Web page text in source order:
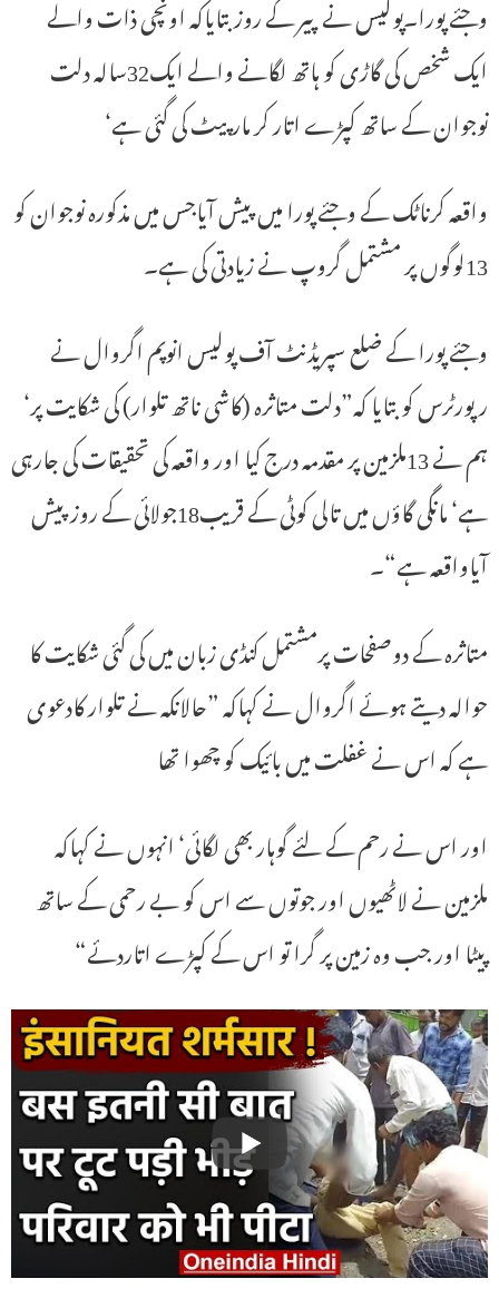
وجئے پورا۔پولیس نے پیر کے روز بتایاکہ اونچی ذات والے
ایک شخص کی گاڑی کو ہاتھ لگانے والے ایک32سالہ دلت
نوجوان کے ساتھ کپڑے اتار کر مارپیٹ کی گئی ہے‘
واقعہ کرناٹک کے وجئے پورا میں پیش آیاجس میں مذکورہ نوجوان کو
13لوگوں پر مشتمل گروپ نے زیادتی کی ہے۔
وجئے پورا کے ضلع سپریڈنٹ آف پولیس انوپم اگروال نے
رپورٹرس کو بتایا کہ”دلت متاثرہ (کاشی ناتھ تلوار) کی شکایت پر‘
ہم نے 13ملزمین پر مقدمہ درج کیا اور واقعہ کی تحقیقات کی جارہی
ہے‘ مانگی گاؤں میں تالی کوٹی کے قریب18جولائی کے روز پیش
آیاواقعہ ہے“۔
متاثرہ کے دوصفحات پرمشتمل کنڈی زبان میں کی گئی شکایت کا
حوالہ دیتے ہوئے اگروال نے کہاکہ ”حالانکہ نے تلوار کادعوی
ہے کہ اس نے غفلت میں بائیک کو چھوا تھا
اور اس نے رحم کے لئے گوہار بھی لگائی‘ انہوں نے کہاکہ
ملزمین نے لاٹھیوں اور جوتوں سے اس کو بے رحمی کے ساتھ
پیٹا اور جب وہ زمین پر گرا تو اس کے کپڑے اتاردئے“